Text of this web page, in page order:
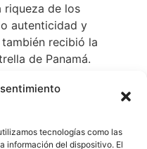
tecnologías como las
información del dispositivo. El
riqueza de los
autenticidad y
recibió la
de Panamá.
de contribuir al
Panamá. Esta iniciativa
de la industria
a restaurantes y